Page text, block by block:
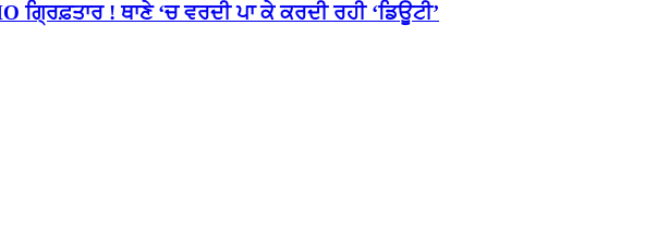
ਗ੍ਰਿਫ਼ਤਾਰ ! ਥਾਣੇ ‘ਚ ਵਰਦੀ ਪਾ ਕੇ ਕਰਦੀ ਰਹੀ ‘ਡਿਊਟੀ’